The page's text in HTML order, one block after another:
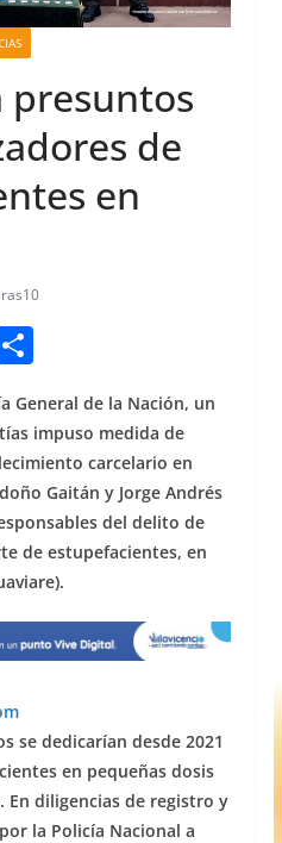
presuntos
de
en
S
ar
e
General de la Nación, un
impuso medida de
carcelario en
Gaitán y Jorge Andrés
del delito de
de estupefacientes, en
se dedicarían desde 2021
en pequeñas dosis
En diligencias de registro y
la Policía Nacional a